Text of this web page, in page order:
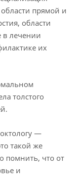
прямой и
области
в лечении
их
толстого
—
такой же
помнить, что от
и